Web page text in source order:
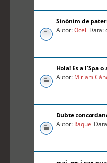
Sinònim de
Autor:Ocell Data:
Hola! És a l'Spa o
Autor: Miriam
Dubte
Autor: Raquel